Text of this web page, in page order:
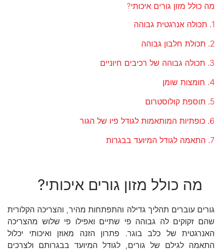
מה כולל מזון גורים איכותי?
1. תכולה אנרגטית גבוהה
2. תכולת חלבון גבוהה
3. תכולה גבוהה של רכיבים חיוניים
4. חומצות שומן
5. תוספת קולוסטרום
6. כופתיות המותאמות לגודל פיו של הגור
7. התאמה לגודל המיועד בבגרות
מה כולל מזון גורים איכותי?
גורים עוברים תהליך גדילה והתפתחות מהיר, והצריכה הקלורית
שהם זקוקים לה גבוהה פי שתיים ואפילו פי שלוש מהצריכה
האנרגטית של כלב בוגר. פתרון הזנה מאוזן ואיכותי יכלול
התאמה לגילם של גורים, לגודל המיועד בבגרותם ולצרכים